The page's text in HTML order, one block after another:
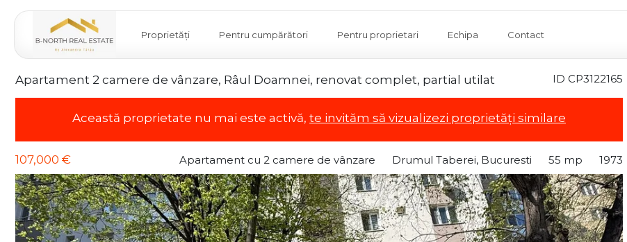
Proprietăți Pentru cumpărători Pentru proprietari Echipa Contact
ID CP3122165
Apartament 2 camere de vânzare, Râul Doamnei, renovat complet, partial utilat
Această proprietate nu mai este activă, te invităm să vizualizezi proprietăți similare
107,000 € Apartament cu 2 camere de vânzare Drumul Taberei, Bucuresti 55 mp 1973